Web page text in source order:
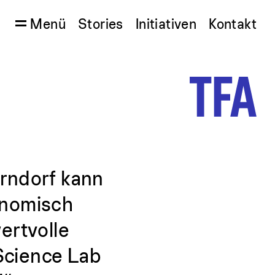
Menü Stories Initiativen Kontakt
kann
Lab